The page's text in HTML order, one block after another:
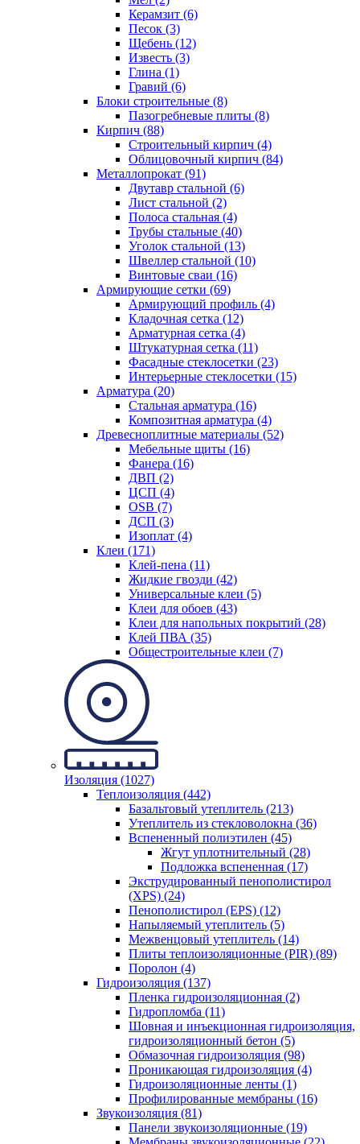
Керамзит (6)
Песок (3)
Щебень (12)
Известь (3)
Глина (1)
Гравий (6)
Блоки строительные (8)
Пазогребневые плиты (8)
Кирпич (88)
Строительный кирпич (4)
Облицовочный кирпич (84)
Металлопрокат (91)
Двутавр стальной (6)
Лист стальной (2)
Полоса стальная (4)
Трубы стальные (40)
Уголок стальной (13)
Швеллер стальной (10)
Винтовые сваи (16)
Армирующие сетки (69)
Армирующий профиль (4)
Кладочная сетка (12)
Арматурная сетка (4)
Штукатурная сетка (11)
Фасадные стеклосетки (23)
Интерьерные стеклосетки (15)
Арматура (20)
Стальная арматура (16)
Композитная арматура (4)
Древесноплитные материалы (52)
Мебельные щиты (16)
Фанера (16)
ДВП (2)
ЦСП (4)
OSB (7)
ДСП (3)
Изоплат (4)
Клеи (171)
Клей-пена (11)
Жидкие гвозди (42)
Универсальные клеи (5)
Клеи для обоев (43)
Клеи для напольных покрытий (28)
Клей ПВА (35)
Общестроительные клеи (7)
Изоляция (1027)
Теплоизоляция (442)
Базальтовый утеплитель (213)
Утеплитель из стекловолокна (36)
Вспененный полиэтилен (45)
Жгут уплотнительный (28)
Подложка вспененная (17)
Экструдированный пенополистирол
(XPS) (24)
Пенополистирол (EPS) (12)
Напыляемый утеплитель (5)
Межвенцовый утеплитель (14)
Плиты теплоизоляционные (PIR) (89)
Поролон (4)
Гидроизоляция (137)
Пленка гидроизоляционная (2)
Гидропломба (11)
Шовная и инъекционная гидроизоляция,
гидроизоляционный бетон (5)
Обмазочная гидроизоляция (98)
Проникающая гидроизоляция (4)
Гидроизоляционные ленты (1)
Профилированные мембраны (16)
Звукоизоляция (81)
Панели звукоизоляционные (19)